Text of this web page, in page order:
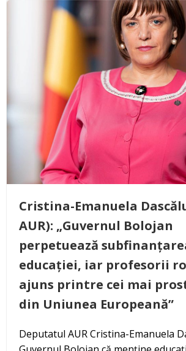
Cristina-Emanuela
AUR): „Guvernul Bolojan
perpetuează
educației, iar profesorii
ajuns printre cei mai
din Uniunea Europeană”
Deputatul AUR Cristina-Emanuela